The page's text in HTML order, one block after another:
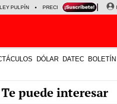
LEY PULPÍN PRECIO DEL DÓLAR
DÓLAR DATEC BOLETÍN
Te puede interesar